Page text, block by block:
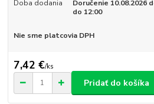
Doba dodania
Doručenie 10.08.2026
do 12:00
Nie sme platcovia DPH
7,42 €/ks
Pridať do košíka